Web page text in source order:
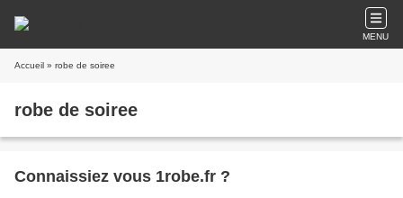
MENU
Accueil » robe de soiree
robe de soiree
Connaissiez vous 1robe.fr ?